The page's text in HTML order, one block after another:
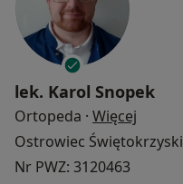
lek. Karol Snopek
Ortopeda · Więcej
Ostrowiec Świętokrzyski
Nr PWZ: 3120463